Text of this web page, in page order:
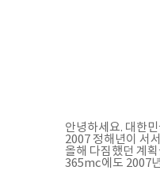
안녕하세요. 대한
2007 정해년이 서
올해 다짐했던 계
365mc에도 2007